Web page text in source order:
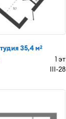
35,4 м2
1 эт
III-28